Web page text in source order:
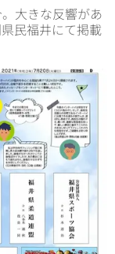
大きな反響があ
民福井にて掲載